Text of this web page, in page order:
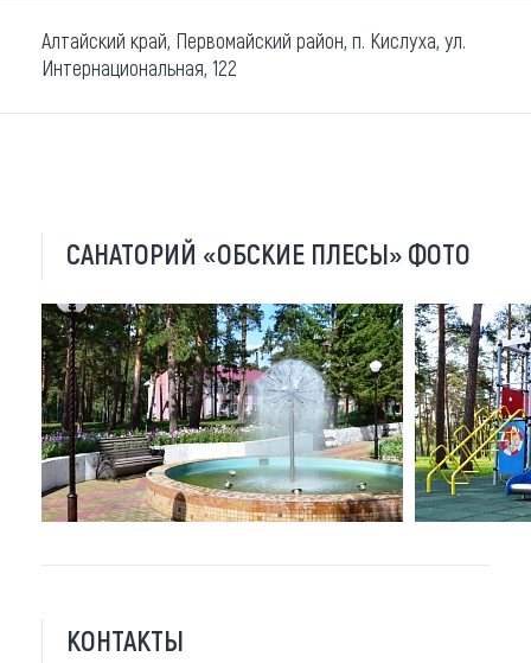
Алтайский край, Первомайский район, п. Кислуха, ул.
Интернациональная, 122
САНАТОРИЙ «ОБСКИЕ ПЛЕСЫ» ФОТО
КОНТАКТЫ